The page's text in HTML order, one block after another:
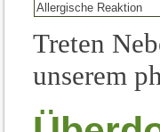
Allergische Reaktion
Treten
unserem